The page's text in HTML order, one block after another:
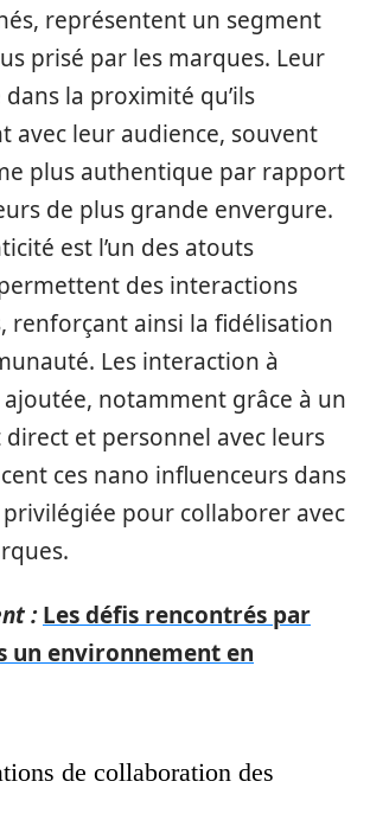
représentent un segment
prisé par les marques. Leur
la proximité qu’ils
avec leur audience, souvent
plus authentique par rapport
de plus grande envergure.
est l’un des atouts
des interactions
renforçant ainsi la fidélisation
Les interaction à
notamment grâce à un
et personnel avec leurs
ces nano influenceurs dans
pour collaborer avec
: Les défis rencontrés par
un environnement en
de collaboration des